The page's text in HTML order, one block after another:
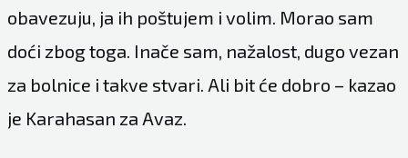
obavezuju, ja ih poštujem i volim. Morao sam
doći zbog toga. Inače sam, nažalost, dugo vezan
za bolnice i takve stvari. Ali bit će dobro – kazao
je Karahasan za Avaz.